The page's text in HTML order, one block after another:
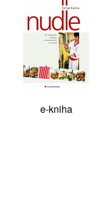
e-kniha